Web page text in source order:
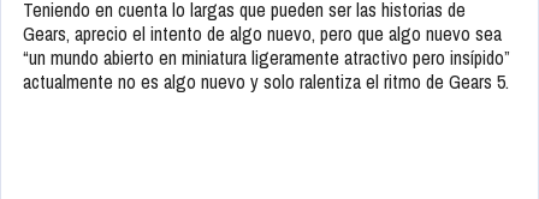
Teniendo en cuenta lo largas que pueden ser las historias de
Gears, aprecio el intento de algo nuevo, pero que algo nuevo sea
“un mundo abierto en miniatura ligeramente atractivo pero insípido”
actualmente no es algo nuevo y solo ralentiza el ritmo de Gears 5.